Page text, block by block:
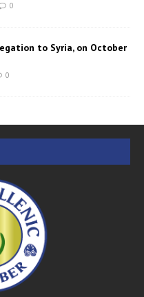
0
to Syria, on October
0